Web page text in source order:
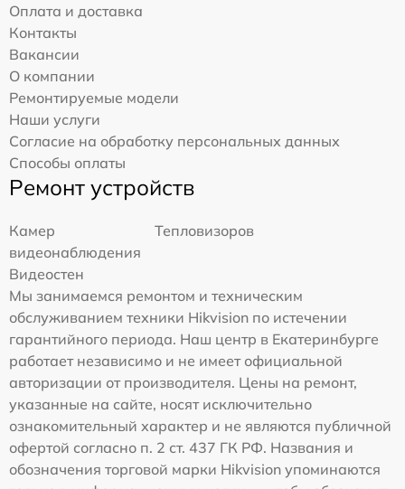
Оплата и доставка
Контакты
Вакансии
О компании
Ремонтируемые модели
Наши услуги
Согласие на обработку персональных данных
Способы оплаты
Ремонт устройств
Камер
видеонаблюдения
Тепловизоров
Видеостен
Мы занимаемся ремонтом и техническим
обслуживанием техники Hikvision по истечении
гарантийного периода. Наш центр в Екатеринбурге
работает независимо и не имеет официальной
авторизации от производителя. Цены на ремонт,
указанные на сайте, носят исключительно
ознакомительный характер и не являются публичной
офертой согласно п. 2 ст. 437 ГК РФ. Названия и
обозначения торговой марки Hikvision упоминаются